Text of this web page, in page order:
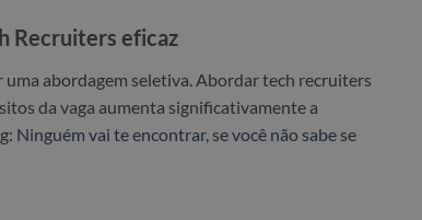
Recruiters eficaz
abordagem seletiva. Abordar tech recruiters
da vaga aumenta significativamente a
Ninguém vai te encontrar, se você não sabe se